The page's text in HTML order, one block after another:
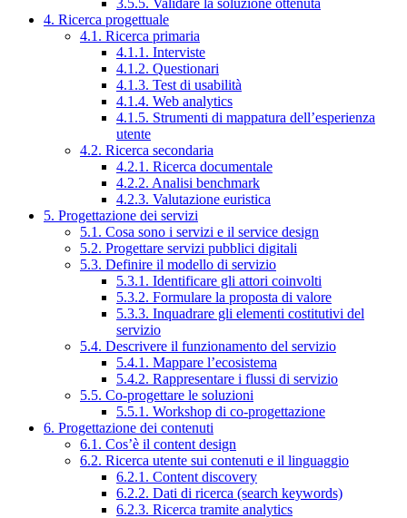
3.5.5. Validare la soluzione ottenuta
4. Ricerca progettuale
4.1. Ricerca primaria
4.1.1. Interviste
4.1.2. Questionari
4.1.3. Test di usabilità
4.1.4. Web analytics
4.1.5. Strumenti di mappatura dell’esperienza
utente
4.2. Ricerca secondaria
4.2.1. Ricerca documentale
4.2.2. Analisi benchmark
4.2.3. Valutazione euristica
5. Progettazione dei servizi
5.1. Cosa sono i servizi e il service design
5.2. Progettare servizi pubblici digitali
5.3. Definire il modello di servizio
5.3.1. Identificare gli attori coinvolti
5.3.2. Formulare la proposta di valore
5.3.3. Inquadrare gli elementi costitutivi del
servizio
5.4. Descrivere il funzionamento del servizio
5.4.1. Mappare l’ecosistema
5.4.2. Rappresentare i flussi di servizio
5.5. Co-progettare le soluzioni
5.5.1. Workshop di co-progettazione
6. Progettazione dei contenuti
6.1. Cos’è il content design
6.2. Ricerca utente sui contenuti e il linguaggio
6.2.1. Content discovery
6.2.2. Dati di ricerca (search keywords)
6.2.3. Ricerca tramite analytics